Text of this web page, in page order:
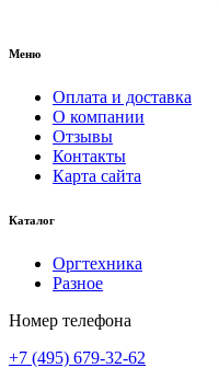
Меню
Оплата и доставка
О компании
Отзывы
Контакты
Карта сайта
Каталог
Оргтехника
Разное
Номер телефона
+7 (495) 679-32-62